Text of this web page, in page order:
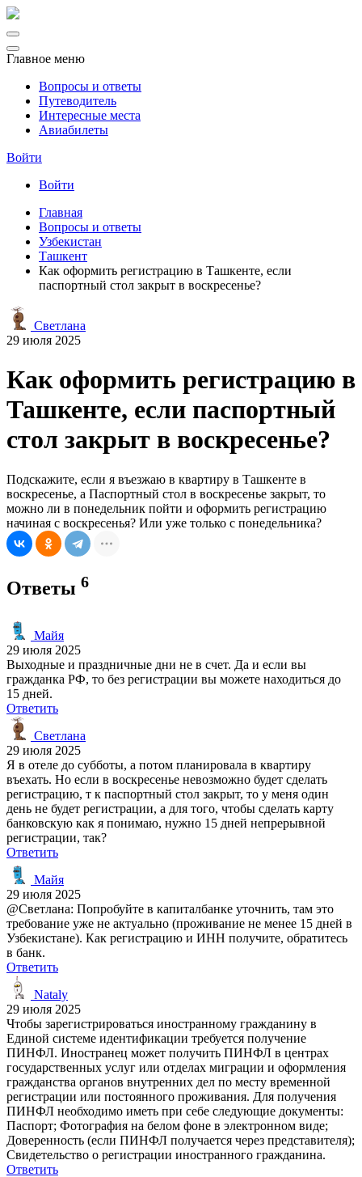
Главное меню
Вопросы и ответы
Путеводитель
Интересные места
Авиабилеты
Войти
Войти
Главная
Вопросы и ответы
Узбекистан
Ташкент
Как оформить регистрацию в Ташкенте, если
паспортный стол закрыт в воскресенье?
Светлана
29 июля 2025
Как оформить регистрацию в
Ташкенте, если паспортный
стол закрыт в воскресенье?
Подскажите, если я въезжаю в квартиру в Ташкенте в
воскресенье, а Паспортный стол в воскресенье закрыт, то
можно ли в понедельник пойти и оформить регистрацию
начиная с воскресенья? Или уже только с понедельника?
Ответы 6
Майя
29 июля 2025
Выходные и праздничные дни не в счет. Да и если вы
гражданка РФ, то без регистрации вы можете находиться до
15 дней.
Ответить
Светлана
29 июля 2025
Я в отеле до субботы, а потом планировала в квартиру
въехать. Но если в воскресенье невозможно будет сделать
регистрацию, т к паспортный стол закрыт, то у меня один
день не будет регистрации, а для того, чтобы сделать карту
банковскую как я понимаю, нужно 15 дней непрерывной
регистрации, так?
Ответить
Майя
29 июля 2025
@Светлана: Попробуйте в капиталбанке уточнить, там это
требование уже не актуально (проживание не менее 15 дней в
Узбекистане). Как регистрацию и ИНН получите, обратитесь
в банк.
Ответить
Nataly
29 июля 2025
Чтобы зарегистрироваться иностранному гражданину в
Единой системе идентификации требуется получение
ПИНФЛ. Иностранец может получить ПИНФЛ в центрах
государственных услуг или отделах миграции и оформления
гражданства органов внутренних дел по месту временной
регистрации или постоянного проживания. Для получения
ПИНФЛ необходимо иметь при себе следующие документы:
Паспорт; Фотография на белом фоне в электронном виде;
Доверенность (если ПИНФЛ получается через представителя);
Свидетельство о регистрации иностранного гражданина.
Ответить